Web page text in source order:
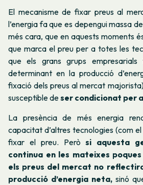
El mecanisme de fixar preus al
l’energia fa que es depengui massa
més cara, que en aquests moments
que marca el preu per a totes les
que els grans grups empresarials
determinant en la producció
fixació dels preus al mercat
susceptible deser condicionat per
La presència de més energia
capacitat d’altres tecnologies (com
fixar el preu. Però si aquesta
continua en les mateixes poques
els preus del mercat no
producció d’energia neta, sinó